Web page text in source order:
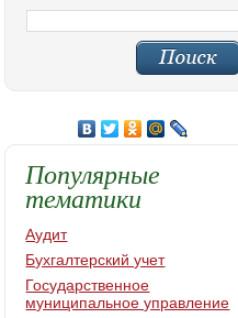
Популярные
тематики
Аудит
Бухгалтерский учет
Государственное
муниципальное управление